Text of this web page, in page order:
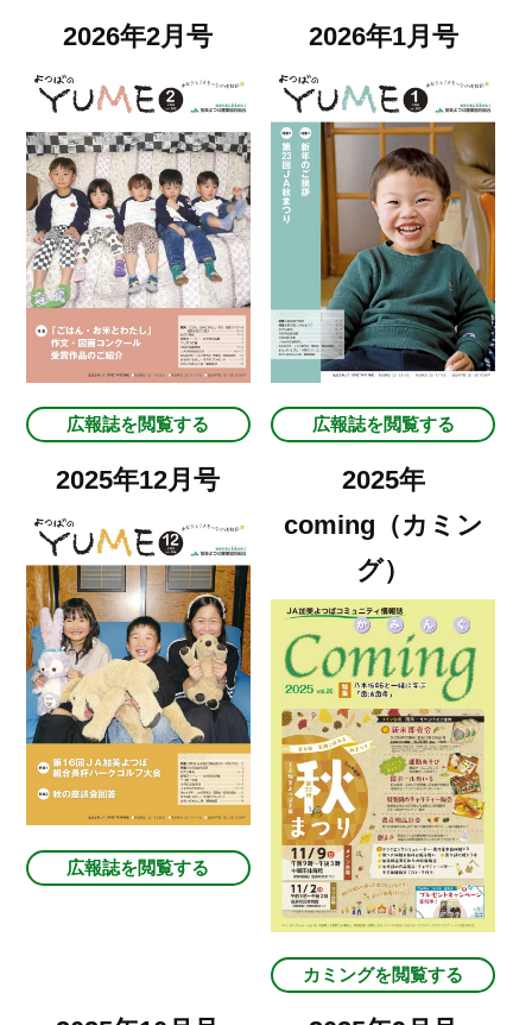
2026年2月号
広報誌を閲覧する
2026年1月号
広報誌を閲覧する
2025年12月号
広報誌を閲覧する
2025年
coming（カミン
グ）
カミングを閲覧する